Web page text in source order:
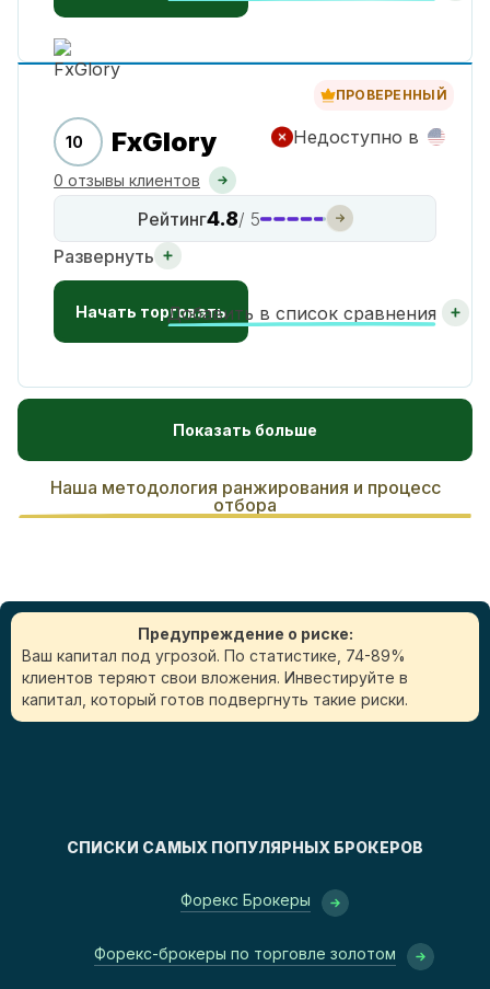
ПРОВЕРЕННЫЙ
Недоступно в
10 FxGlory
0 отзывы клиентов
Рейтинг4.8/ 5
Развернуть
Начать торговатьДобавить в список сравнения
Показать больше
Наша методология ранжирования и процесс
отбора
Предупреждение о риске:
Ваш капитал под угрозой. По статистике, 74-89%
клиентов теряют свои вложения. Инвестируйте в
капитал, который готов подвергнуть такие риски.
СПИСКИ САМЫХ ПОПУЛЯРНЫХ БРОКЕРОВ
Форекс Брокеры
Форекс-брокеры по торговле золотом